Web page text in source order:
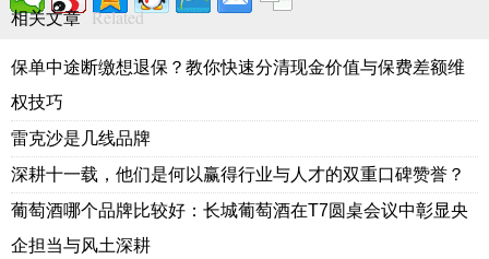
相关文章 Related
保单中途断缴想退保？教你快速分清现金价值与保费差额维
权技巧
雷克沙是几线品牌
深耕十一载，他们是何以赢得行业与人才的双重口碑赞誉？
葡萄酒哪个品牌比较好：长城葡萄酒在T7圆桌会议中彰显央
企担当与风土深耕